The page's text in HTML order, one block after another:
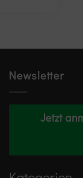
Newsletter
Jetzt